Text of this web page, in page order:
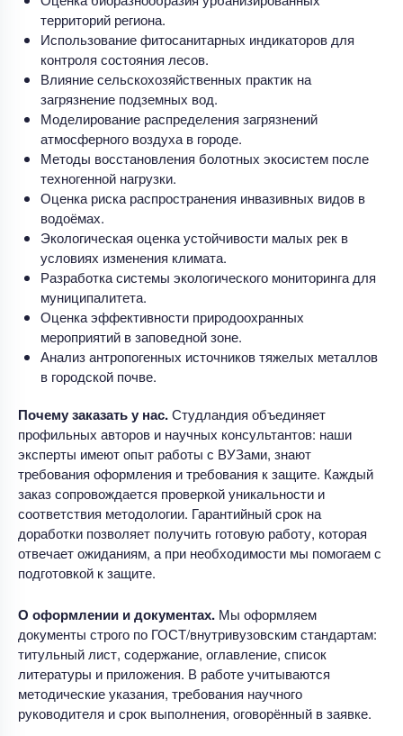
территорий региона.
Использование фитосанитарных индикаторов для
контроля состояния лесов.
Влияние сельскохозяйственных практик на
загрязнение подземных вод.
Моделирование распределения загрязнений
атмосферного воздуха в городе.
Методы восстановления болотных экосистем после
техногенной нагрузки.
Оценка риска распространения инвазивных видов в
водоёмах.
Экологическая оценка устойчивости малых рек в
условиях изменения климата.
Разработка системы экологического мониторинга для
муниципалитета.
Оценка эффективности природоохранных
мероприятий в заповедной зоне.
Анализ антропогенных источников тяжелых металлов
в городской почве.
Почему заказать у нас.Студландия объединяет
профильных авторов и научных консультантов: наши
эксперты имеют опыт работы с ВУЗами, знают
требования оформления и требования к защите. Каждый
заказ сопровождается проверкой уникальности и
соответствия методологии. Гарантийный срок на
доработки позволяет получить готовую работу, которая
отвечает ожиданиям, а при необходимости мы помогаем с
подготовкой к защите.
О оформлении и документах. Мы оформляем
документы строго по ГОСТ/внутривузовским стандартам:
титульный лист, содержание, оглавление, список
литературы и приложения. В работе учитываются
методические указания, требования научного
руководителя и срок выполнения, оговорённый в заявке.